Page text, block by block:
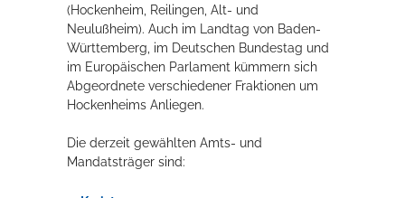
Rathaus
Service
Konzerte, Tagungen und vieles mehr
(Hockenheim, Reilingen, Alt- und
Neulußheim). Auch im Landtag von Baden-
Württemberg, im Deutschen Bundestag und
im Europäischen Parlament kümmern sich
Abgeordnete verschiedener Fraktionen um
Hockenheims Anliegen.
Die derzeit gewählten Amts- und
Mandatsträger sind: